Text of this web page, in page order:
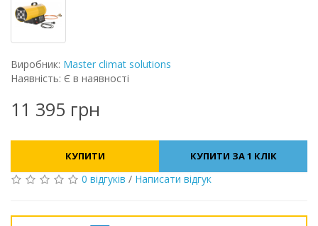
Виробник: Master climat solutions
Наявність: Є в наявності
11 395 грн
КУПИТИ КУПИТИ ЗА 1 КЛIК
0 відгуків / Написати відгук